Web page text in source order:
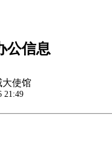
公信息
大使馆
21:49